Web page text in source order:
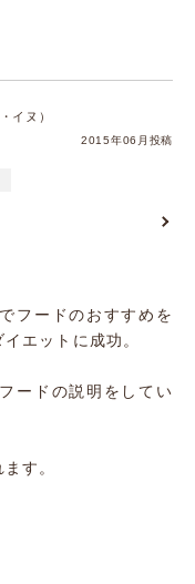
イヌ）
2015年06月投稿
フードのおすすめを
エットに成功。
ードの説明をしてい
す。